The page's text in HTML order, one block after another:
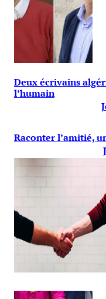
Deux écrivains
l’humain
Raconter l’amitié,